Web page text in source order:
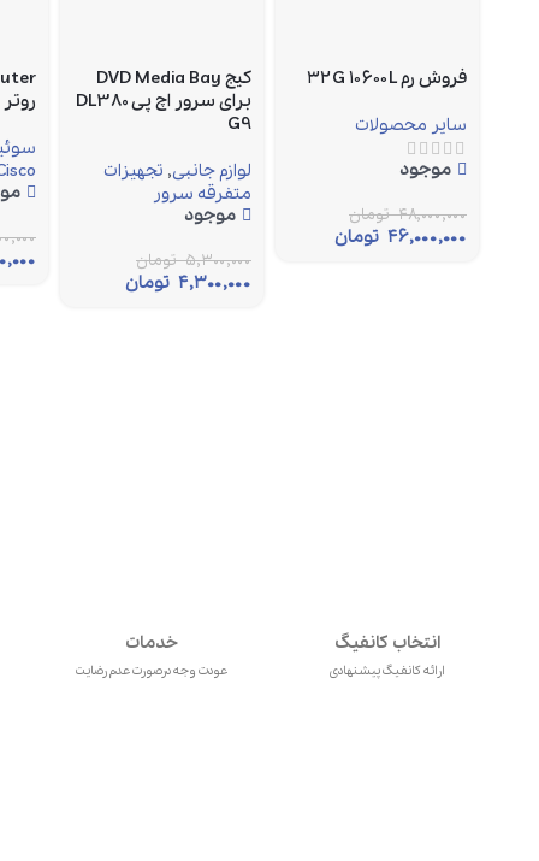
فروش رم ۳۲G ۱۰۶۰۰L
سایر محصولات
موجود
۴۸,۰۰۰,۰۰۰ تومان
۴۶,۰۰۰,۰۰۰ تومان
کیج DVD Media Bay
برای سرور اچ پی DL380
G9
لوازم جانبی, تجهیزات
متفرقه سرور
موجود
۵,۳۰۰,۰۰۰ تومان
۴,۳۰۰,۰۰۰ تومان
انتخاب کانفیگ
ارائه کانفیگ پیشنهادی
خدمات
عودت وجه درصورت عدم رضایت